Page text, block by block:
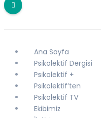
Ana Sayfa
Psikolektif Dergisi
Psikolektif +
Psikolektif’ten
Psikolektif TV
Ekibimiz